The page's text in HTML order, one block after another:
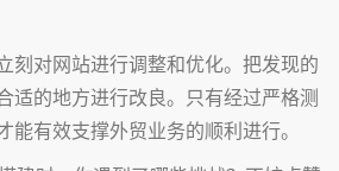
刻对网站进行调整和优化。把发现的
适的地方进行改良。只有经过严格测
能有效支撑外贸业务的顺利进行。